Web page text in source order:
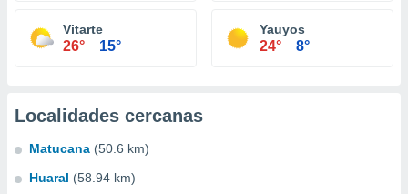
Vitarte
26° 15°
Yauyos
24° 8°
Localidades cercanas
Matucana (50.6 km)
Huaral (58.94 km)